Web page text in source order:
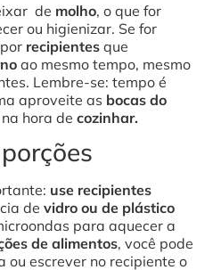
de molho, o que for
ou higienizar. Se for
recipientes que
ao mesmo tempo, mesmo
Lembre-se: tempo é
aproveite as bocas do
hora de cozinhar.
use recipientes
de vidro ou de plástico
para aquecer a
de alimentos, você pode
ou escrever no recipiente o